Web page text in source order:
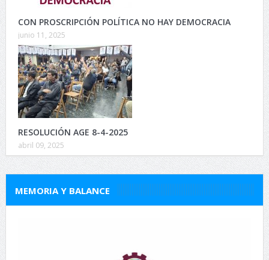
CON PROSCRIPCIÓN POLÍTICA NO HAY DEMOCRACIA
junio 11, 2025
RESOLUCIÓN AGE 8-4-2025
abril 09, 2025
MEMORIA Y BALANCE